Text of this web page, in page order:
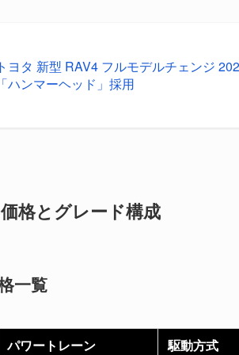
トヨタ 新型 RAV4 フルモデルチェンジ
「ハンマーヘッド」採用
格とグレード構成
一覧
パワートレーン 駆動方式